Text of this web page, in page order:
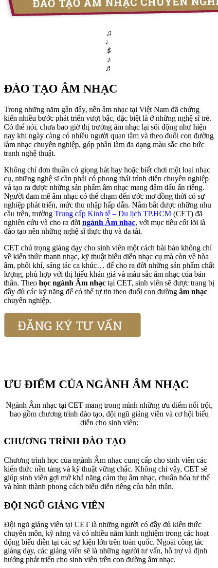
♫
♩
♯
♪
♬
ĐÀO TẠO ÂM NHẠC
Trong những năm gần đây, nền âm nhạc tại Việt Nam đã chứng
kiến nhiều bước phát triển vượt bậc, đặc biệt là ở những nghệ sĩ trẻ.
Có thể nói, chưa bao giờ thị trường âm nhạc lại sôi động như hiện
nay khi ngày càng có nhiều người quan tâm và theo đuổi con đường
làm nhạc chuyên nghiệp, góp phần làm đa dạng màu sắc cho bức
tranh nghệ thuật.
Không chỉ đơn thuần có giọng hát hay hoặc biết chơi một loại nhạc
cụ, những nghệ sĩ cần phải có phong thái trình diễn chuyên nghiệp
và tạo ra được những sản phẩm âm nhạc mang đậm dấu ấn riêng.
Người đam mê âm nhạc có thể chạm đến ước mơ đồng thời có sự
nghiệp phát triển, mức thu nhập hấp dẫn. Nắm bắt được những nhu
cầu trên, trường Trung cấp Kinh tế – Du lịch TP.HCM (CET) đã
nghiên cứu và cho ra đời ngành Âm nhạc, với mục tiêu cốt lõi là
đào tạo nên những nghệ sĩ thực thụ và đa tài.
CET chú trọng giảng dạy cho sinh viên một cách bài bản không chỉ
về kiến thức thanh nhạc, kỹ thuật biểu diễn nhạc cụ mà còn về hòa
âm, phối khí, sáng tác ca khúc… để cho ra đời những sản phẩm chất
lượng, phù hợp với thị hiếu khán giả và màu sắc âm nhạc của bản
thân. Theo học ngành Âm nhạc tại CET, sinh viên sẽ được trang bị
đầy đủ các kỹ năng để có thể tự tin theo đuổi con đường âm nhạc
chuyên nghiệp.
ƯU ĐIỂM CỦA NGÀNH ÂM NHẠC
Ngành Âm nhạc tại CET mang trong mình những ưu điểm nổi trội,
bao gồm chương trình đào tạo, đội ngũ giảng viên và cơ hội biểu
diễn cho sinh viên:
CHƯƠNG TRÌNH ĐÀO TẠO
Chương trình học của ngành Âm nhạc cung cấp cho sinh viên các
kiến thức nền tảng và kỹ thuật vững chắc. Không chỉ vậy, CET sẽ
giúp sinh viên gợi mở khả năng cảm thụ âm nhạc, chuẩn hóa tư thế
và hình thành phong cách biểu diễn riêng của bản thân.
ĐỘI NGŨ GIẢNG VIÊN
Đội ngũ giảng viên tại CET là những người có đầy đủ kiến thức
chuyên môn, kỹ năng và có nhiều năm kinh nghiệm trong các hoạt
động biểu diễn tại các sự kiện lớn trên toàn quốc. Ngoài công tác
giảng dạy, các giảng viên sẽ là những người tư vấn, hỗ trợ và định
hướng phát triển cho sinh viên trên con đường âm nhạc.